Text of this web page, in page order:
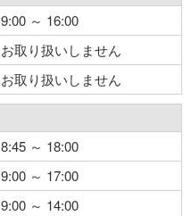
9:00 ～ 16:00
お取り扱いしません
お取り扱いしません
8:45 ～ 18:00
9:00 ～ 17:00
9:00 ～ 14:00